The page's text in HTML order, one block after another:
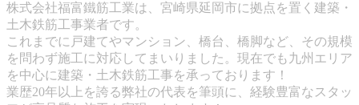
株式会社福富鐵筋工業は、宮崎県延岡市に拠点を置く建築・
土木鉄筋工事業者です。
これまでに戸建てやマンション、橋台、橋脚など、その規模
を問わず施工に対応してまいりました。現在でも九州エリア
を中心に建築・土木鉄筋工事を承っております！
業歴20年以上を誇る弊社の代表を筆頭に、経験豊富なスタッ